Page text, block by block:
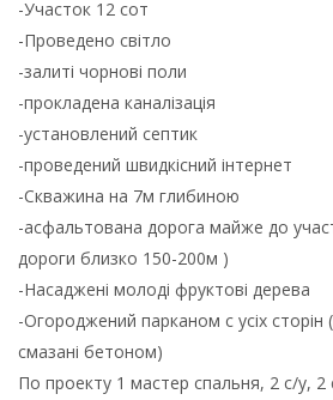
-Участок 12 сот
-Проведено світло
-залиті чорнові поли
-прокладена каналізація
-установлений септик
-проведений швидкісний інтернет
-Скважина на 7м глибиною
-асфальтована дорога майже до
дороги близко 150-200м )
-Насаджені молоді фруктові дерева
-Огороджений парканом с усіх сторін
смазані бетоном)
По проекту 1 мастер спальня, 2 с/у, 2